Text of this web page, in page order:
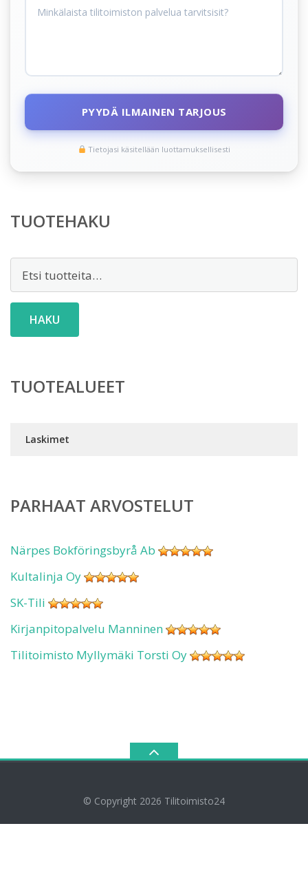
PYYDÄ ILMAINEN TARJOUS
Tietojasi käsitellään luottamuksellisesti
TUOTEHAKU
HAKU
TUOTEALUEET
Laskimet
PARHAAT ARVOSTELUT
Närpes Bokföringsbyrå Ab
Kultalinja Oy
SK-Tili
Kirjanpitopalvelu Manninen
Tilitoimisto Myllymäki Torsti Oy
© Copyright 2026 Tilitoimisto24